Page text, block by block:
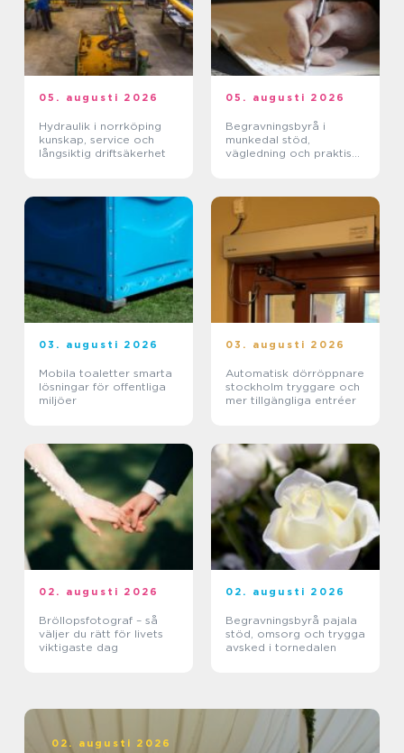
05. augusti 2026
Hydraulik i norrköping
kunskap, service och
långsiktig driftsäkerhet
05. augusti 2026
Begravningsbyrå i
munkedal stöd,
vägledning och praktisk
03. augusti 2026
Mobila toaletter smarta
lösningar för offentliga
miljöer
03. augusti 2026
Automatisk dörröppnare
stockholm tryggare och
mer tillgängliga entréer
02. augusti 2026
Bröllopsfotograf – så
väljer du rätt för livets
viktigaste dag
02. augusti 2026
Begravningsbyrå pajala
stöd, omsorg och trygga
avsked i tornedalen
02. augusti 2026